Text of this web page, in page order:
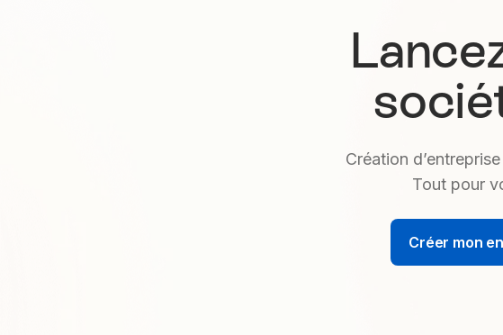
Création d’entreprise
Tout pour
Créer mon